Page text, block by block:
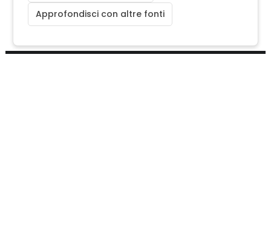
Approfondisci con altre fonti